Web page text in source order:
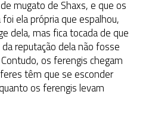
mugato de Shaxs, e que os
ela própria que espalhou,
dela, mas fica tocada de que
reputação dela não fosse
os ferengis chegam
têm que se esconder
os ferengis levam